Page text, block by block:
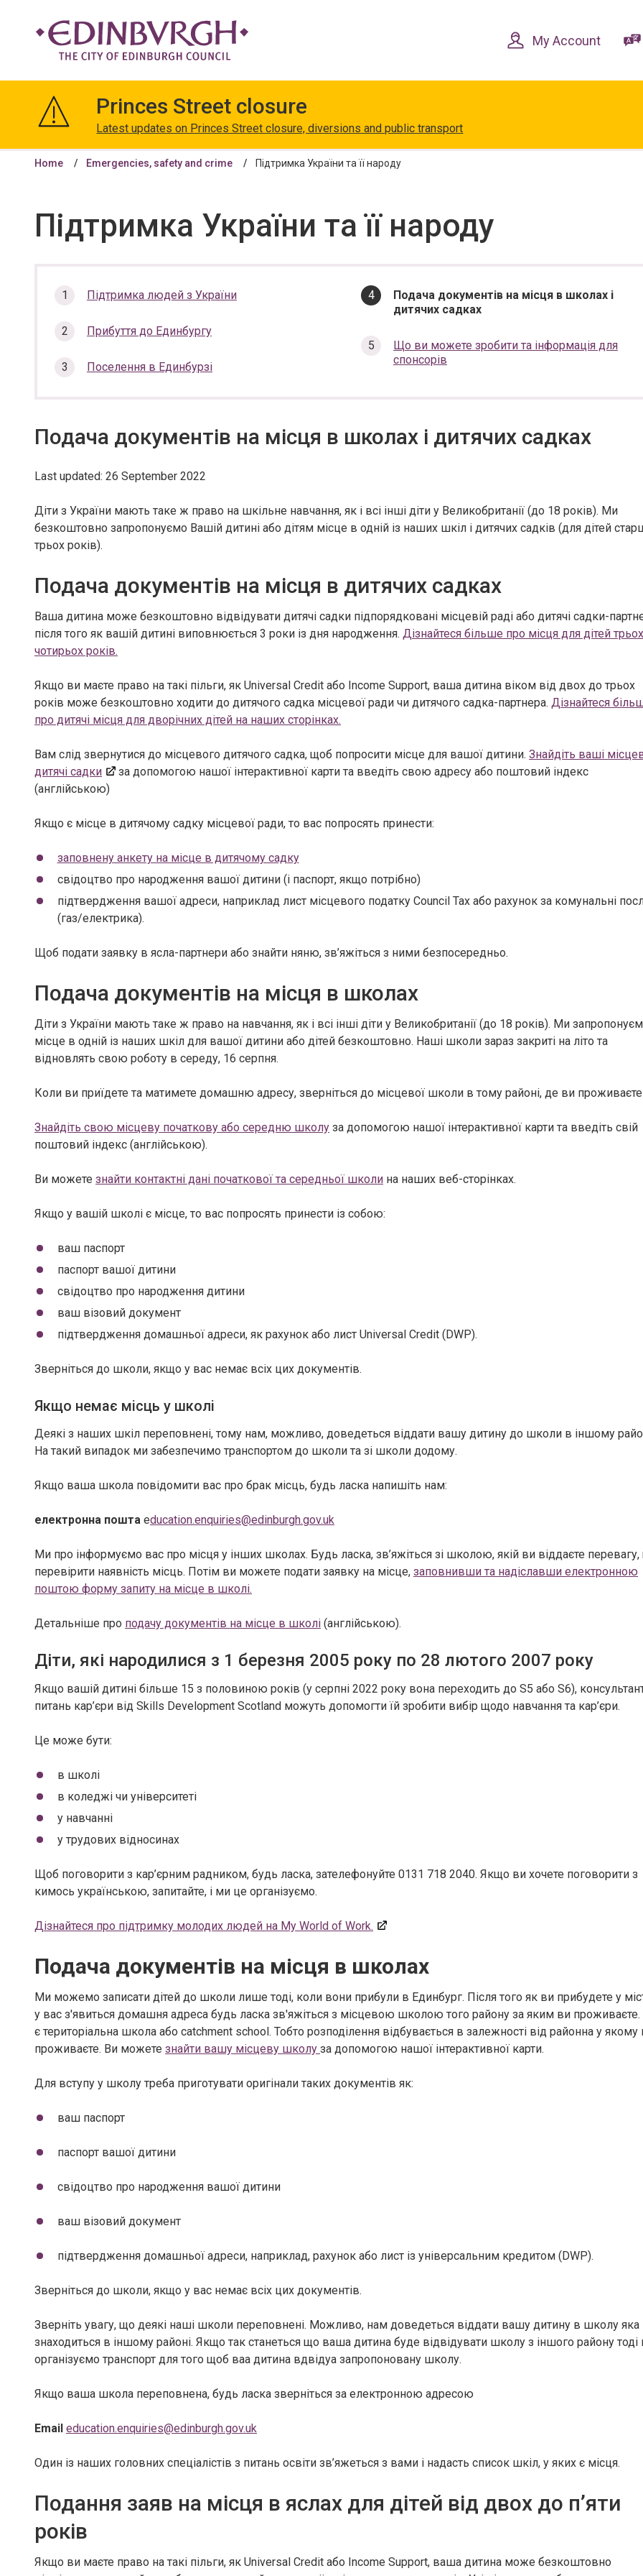
content
navigation
Edinburgh
My Account
Princes Street closure
Latest updates on Princes Street closure, diversions and public transport
Home Emergencies, safety and crime Підтримка України та її народу
Підтримка України та її народу
In
section…
Підтримка людей з України
Прибуття до Единбургу
Поселення в Единбурзі
You
are
Подача документів на місця в школах і
дитячих садках
Що ви можете зробити та інформація для
спонсорів
Подача документів на місця в школах і дитячих садках
Last updated: 26 September 2022
Діти з України мають таке ж право на шкільне навчання, як і всі інші діти у Великобританії (до 18 років). Ми
безкоштовно запропонуємо Вашій дитині або дітям місце в одній із наших шкіл і дитячих садків (для дітей
трьох років).
Подача документів на місця в дитячих садках
Ваша дитина може безкоштовно відвідувати дитячі садки підпорядковані місцевій pаді або дитячі садки-
після того як вашій дитині виповнюється 3 роки із дня народження. Дізнайтеся більше про місця для дітей трьох
чотирьох років.
Якщо ви маєте право на такі пільги, як Universal Credit або Income Support, ваша дитина віком від двох до трьох
років може безкоштовно ходити до дитячого садка місцевої ради чи дитячого садка-партнера. Дізнайтеся
про дитячі місця для дворічних дітей на наших сторінках.
Вам слід звернутися до місцевого дитячого садка, щоб попросити місце для вашої дитини. Знайдіть ваші
дитячі садки
за допомогою нашої інтерактивної карти та введіть свою адресу або поштовий індекс
(англійською)
Якщо є місце в дитячому садку місцевої ради, то вас попросять принести:
заповнену анкету на місце в дитячому садку
свідоцтво про народження вашої дитини (і паспорт, якщо потрібно)
підтвердження вашої адреси, наприклад лист місцевого податку Council Tax або рахунок за комунальні
(газ/електрика).
Щоб подати заявку в ясла-партнери або знайти няню, зв’яжіться з ними безпосередньо.
Подача документів на місця в школах
Діти з України мають таке ж право на навчання, як і всі інші діти у Великобританії (до 18 років). Ми
місце в одній із наших шкіл для вашої дитини або дітей безкоштовно. Наші школи зараз закриті на літо та
відновлять свою роботу в середу, 16 серпня.
Коли ви приїдете та матимете домашню адресу, зверніться до місцевої школи в тому районі, де ви
Знайдіть свою місцеву початкову або середню школу за допомогою нашої інтерактивної карти та введіть свій
поштовий індекс (англійською).
Ви можете знайти контактні дані початкової та середньої школи на наших веб-сторінках.
Якщо у вашій школі є місце, то вас попросять принести із собою:
ваш паспорт
паспорт вашої дитини
свідоцтво про народження дитини
ваш візовий документ
підтвердження домашньої адреси, як рахунок або лист Universal Credit (DWP).
Зверніться до школи, якщо у вас немає всіх цих документів.
Якщо немає місць у школі
Деякі з наших шкіл переповнені, тому нам, можливо, доведеться віддати вашу дитину до школи в іншому
На такий випадок ми забезпечимо транспортом до школи та зі школи додому.
Якщо ваша школа повідомити вас про брак місць, будь ласка напишіть нам:
електронна пошта education.enquiries@edinburgh.gov.uk
Ми про інформуємо вас про місця у інших школах. Будь ласка, зв’яжіться зі школою, якій ви віддаєте
перевірити наявність місць. Потім ви можете подати заявку на місце, заповнивши та надіславши електронною
поштою форму запиту на місце в школі.
Детальніше про подачу документів на місце в школі (англійською).
Діти, які народилися з 1 березня 2005 року по 28 лютого 2007 року
Якщо вашій дитині більше 15 з половиною років (у серпні 2022 року вона переходить до S5 або S6),
питань кар’єри від Skills Development Scotland можуть допомогти їй зробити вибір щодо навчання та кар’єри.
Це може бути:
в школі
в коледжі чи університеті
у навчанні
у трудових відносинах
Щоб поговорити з кар’єрним радником, будь ласка, зателефонуйте 0131 718 2040. Якщо ви хочете поговорити з
кимось українською, запитайте, і ми це організуємо.
Дізнайтеся про підтримку молодих людей на My World of Work.
Подача документів на місця в школах
Ми можемо записати дітей до школи лише тоді, коли вони прибули в Единбург. Після того як ви прибудете у
у вас з'явиться домашня адреса будь ласка зв'яжіться з місцевою школою того району за яким ви
є територіальна школа або catchment school. Тобто розподілення відбувається в залежності від районна у якому
проживаєте. Ви можете знайти вашу місцеву школу за допомогою нашої інтерактивної карти.
Для вступу у школу треба приготувати оригінали таких документів як:
ваш паспорт
паспорт вашої дитини
свідоцтво про народження вашої дитини
ваш візовий документ
підтвердження домашньої адреси, наприклад, рахунок або лист із універсальним кредитом (DWP).
Зверніться до школи, якщо у вас немає всіх цих документів.
Зверніть увагу, що деякі наші школи переповнені. Можливо, нам доведеться віддати вашу дитину в школу яка
знаходиться в іншому районі. Якщо так станеться що ваша дитина буде відвідувати школу з іншого району тоді
організуємо транспорт для того щоб ваа дитина вдвідуа запропоновану школу.
Якщо ваша школа переповнена, будь ласка зверніться за електронною адресою
Email education.enquiries@edinburgh.gov.uk
Один із наших головних спеціалістів з питань освіти зв’яжеться з вами і надасть список шкіл, у яких є місця.
Подання заяв на місця в яслах для дітей від двох до п’яти
років
Якщо ви маєте право на такі пільги, як Universal Credit або Income Support, ваша дитина може безкоштовно